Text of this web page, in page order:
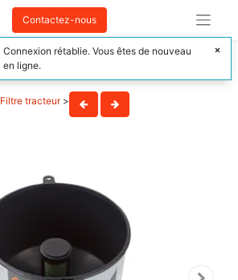
Contactez-nous
Filtre tracteur>
Connexion rétablie. Vous êtes de nouveau
en ligne.